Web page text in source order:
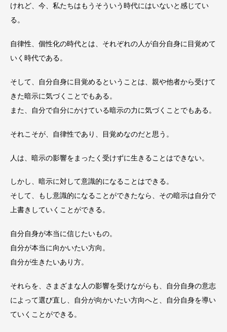
けれど、今、私たちはもうそういう時代にはいないと感じてい
る。
自律性、個性化の時代とは、それぞれの人が自分自身に目覚めて
いく時代である。
そして、自分自身に目覚めるということは、親や他者から受けて
きた暗示に気づくことでもある。
また、自分で自分にかけている暗示の力に気づくことでもある。
それこそが、自律性であり、目覚めなのだと思う。
人は、暗示の影響をまったく受けずに生きることはできない。
しかし、暗示に対して意識的になることはできる。
そして、もし意識的になることができたなら、その暗示は自分で
上書きしていくことができる。
自分自身が本当に信じたいもの。
自分が本当に向かいたい方向。
自分が生きたいあり方。
それらを、さまざまな人の影響を受けながらも、自分自身の意志
によって選び直し、自分が向かいたい方向へと、自分自身を導い
ていくことができる。